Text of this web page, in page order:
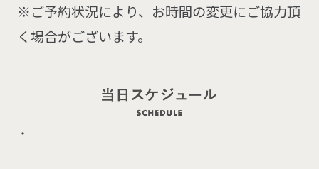
※ご予約状況により、お時間の変更にご協力頂
く場合がございます。